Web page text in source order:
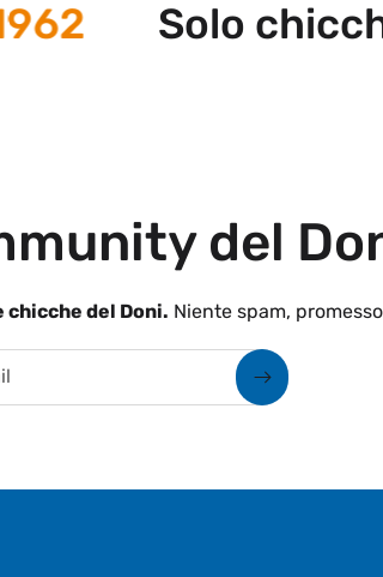
Solo chicche
del
chicche del Doni. Niente spam,